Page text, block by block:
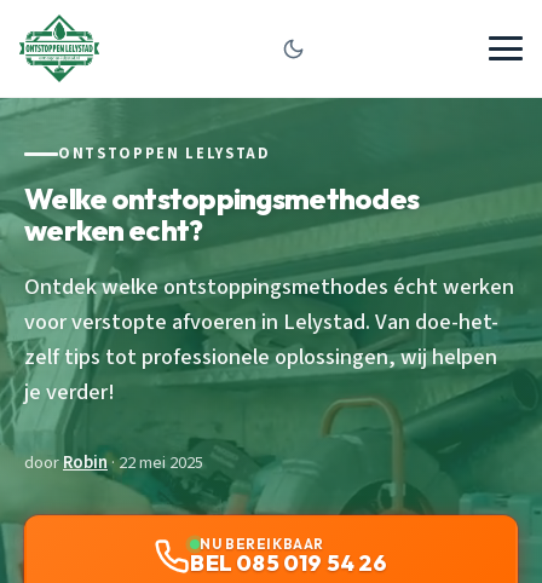
ONTSTOPPEN LELYSTAD
Welke ontstoppingsmethodes
werken echt?
Ontdek welke ontstoppingsmethodes écht werken
voor verstopte afvoeren in Lelystad. Van doe-het-
zelf tips tot professionele oplossingen, wij helpen
je verder!
doorRobin· 22 mei 2025
NU BEREIKBAAR
BEL 085 019 54 26